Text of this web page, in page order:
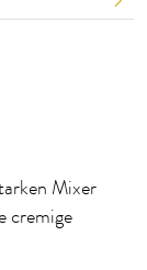
Mixer
cremige